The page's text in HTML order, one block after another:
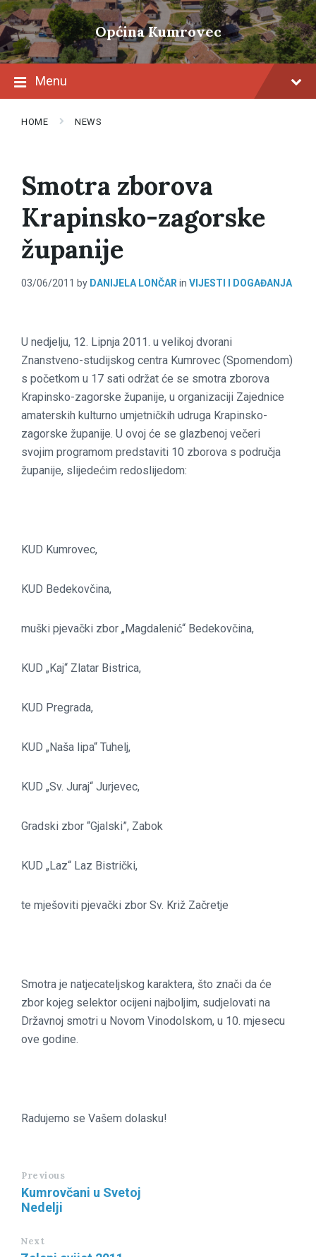
Skip
to
content
Skip
to
main
navigation
Skip
to
footer
Općina Kumrovec
Menu
HOME NEWS
Smotra zborova
Krapinsko-zagorske
županije
03/06/2011 by DANIJELA LONČAR in VIJESTI I DOGAĐANJA
U nedjelju, 12. Lipnja 2011. u velikoj dvorani
Znanstveno-studijskog centra Kumrovec (Spomendom)
s početkom u 17 sati održat će se smotra zborova
Krapinsko-zagorske županije, u organizaciji Zajednice
amaterskih kulturno umjetničkih udruga Krapinsko-
zagorske županije. U ovoj će se glazbenoj večeri
svojim programom predstaviti 10 zborova s područja
županije, slijedećim redoslijedom:
KUD Kumrovec,
KUD Bedekovčina,
muški pjevački zbor „Magdalenić“ Bedekovčina,
KUD „Kaj“ Zlatar Bistrica,
KUD Pregrada,
KUD „Naša lipa“ Tuhelj,
KUD „Sv. Juraj“ Jurjevec,
Gradski zbor “Gjalski”, Zabok
KUD „Laz“ Laz Bistrički,
te mješoviti pjevački zbor Sv. Križ Začretje
Smotra je natjecateljskog karaktera, što znači da će
zbor kojeg selektor ocijeni najboljim, sudjelovati na
Državnoj smotri u Novom Vinodolskom, u 10. mjesecu
ove godine.
Radujemo se Vašem dolasku!
Previous
Kumrovčani u Svetoj
Nedelji
Next